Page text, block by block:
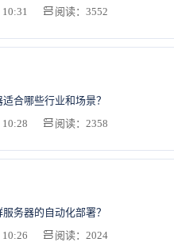
阅读：3552
合哪些行业和场景？
阅读：2358
务器的自动化部署？
阅读：2024